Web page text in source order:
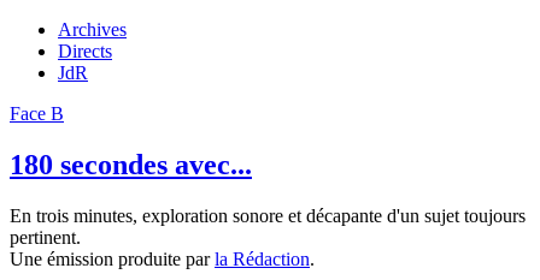
Archives
Directs
JdR
Face B
180 secondes avec...
En trois minutes, exploration sonore et décapante d'un sujet toujours
pertinent.
Une émission produite parla Rédaction.